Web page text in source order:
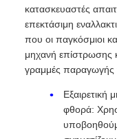
κατασκευαστές
επεκτάσιμη
που οι παγκόσμιοι
μηχανή επίστρωσης
γραμμές παραγωγής
Εξαιρετική
φθορά: